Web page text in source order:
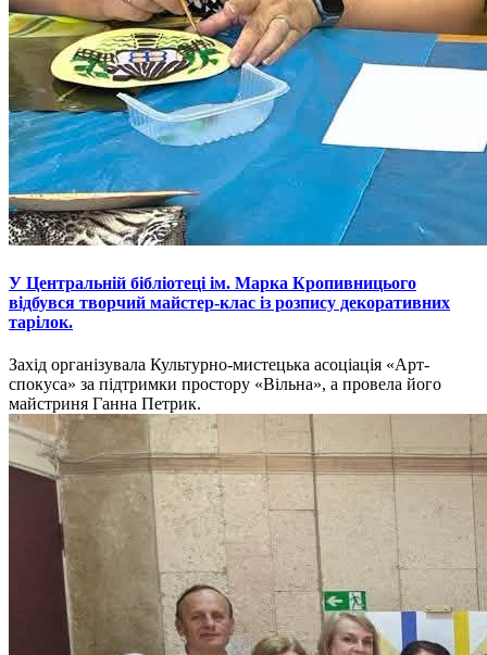
У Центральній бібліотеці ім. Марка Кропивницього
відбувся творчий майстер-клас із розпису декоративних
тарілок.
Захід організувала Культурно-мистецька асоціація «Арт-
спокуса» за підтримки простору «Вільна», а провела його
майстриня Ганна Петрик.